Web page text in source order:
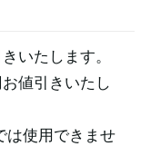
いたします。
値引きいたし
は使用できませ